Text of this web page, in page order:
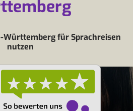
Württemberg für Sprachreisen
nutzen